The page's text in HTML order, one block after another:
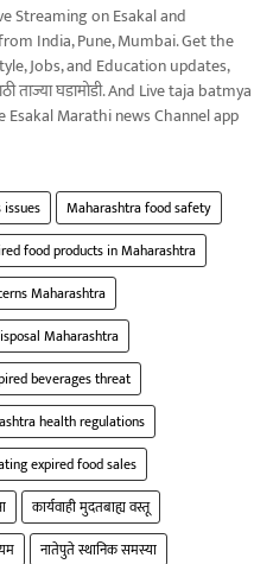
Streaming on Esakal and
India, Pune, Mumbai. Get the
Jobs, and Education updates,
ताज्या घडामोडी. And Live taja batmya
Marathi news Channel app
Maharashtra food safety
food products in Maharashtra
Maharashtra
Maharashtra
beverages threat
health regulations
expired food sales
कार्यवाही मुदतबाह्य वस्तू
नातेपुते स्थानिक समस्या